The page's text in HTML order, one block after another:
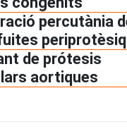
percutània
de prótesis
aortiques